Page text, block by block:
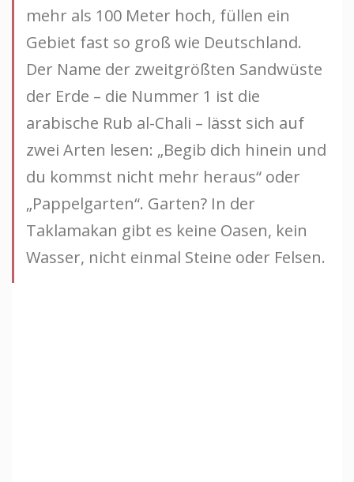
mehr als 100 Meter hoch, füllen ein
Gebiet fast so groß wie Deutschland.
Der Name der zweitgrößten Sandwüste
der Erde – die Nummer 1 ist die
arabische Rub al-Chali – lässt sich auf
zwei Arten lesen: „Begib dich hinein und
du kommst nicht mehr heraus“ oder
„Pappelgarten“. Garten? In der
Taklamakan gibt es keine Oasen, kein
Wasser, nicht einmal Steine oder Felsen.